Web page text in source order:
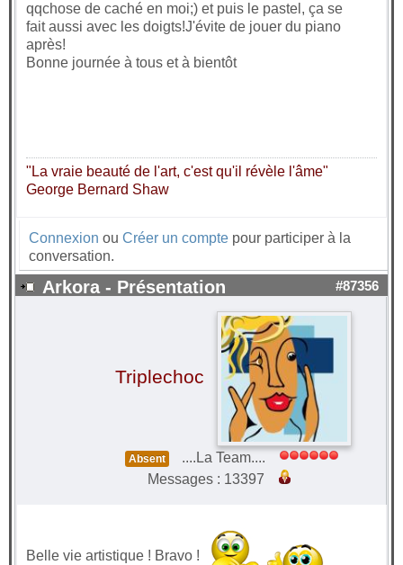
qqchose de caché en moi;) et puis le pastel, ça se
fait aussi avec les doigts!J'évite de jouer du piano
après!
Bonne journée à tous et à bientôt
"La vraie beauté de l'art, c'est qu'il révèle l'âme"
George Bernard Shaw
Connexion ou Créer un compte pour participer à la
conversation.
Arkora - Présentation #87356
Triplechoc
Absent
....La Team....
Messages : 13397
Belle vie artistique ! Bravo !